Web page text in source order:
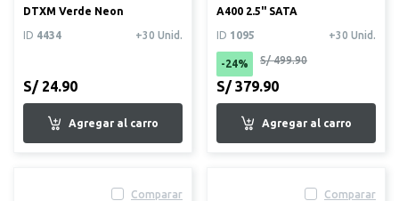
DTXM Verde Neon
ID 4434 +30 Unid.
S/ 24.90
A400 2.5" SATA
ID 1095 +30 Unid.
-24% S/ 499.90
S/ 379.90
Comparar Comparar